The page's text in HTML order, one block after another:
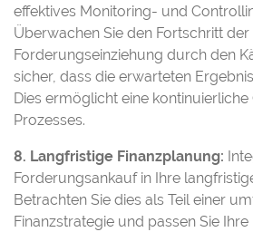
effektives Monitoring- und
Überwachen Sie den Fortschritt der
Forderungseinziehung durch den
sicher, dass die erwarteten
Dies ermöglicht eine
Prozesses.
8. Langfristige Finanzplanung:
Forderungsankauf in Ihre
Betrachten Sie dies als Teil einer
Finanzstrategie und passen Sie Ihre